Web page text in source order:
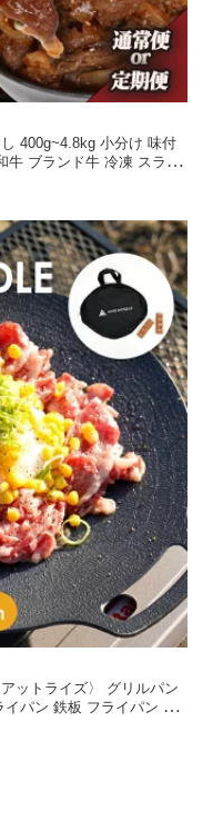
400g~4.8kg 小分け 味付
牛 ブランド牛 冷凍 スライ
焼肉 牛丼 丼 大容量 BBQ
ギフト 奈良県 奈良市 近
ットライズ〉 グリルパン
パン 鉄板 フライパン 直
量 焚き火 コンロ IH対応